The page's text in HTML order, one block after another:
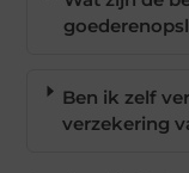
Ben ik zelf
verzekering